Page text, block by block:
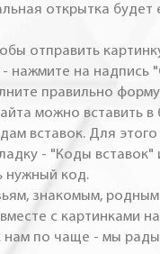
открытка будет
отправить
нажмите на надпись
правильно
можно вставить в
вставок. Для
- "Коды вставок"
нужный код.
знакомым,
с картинками
нам по чаще - мы рады